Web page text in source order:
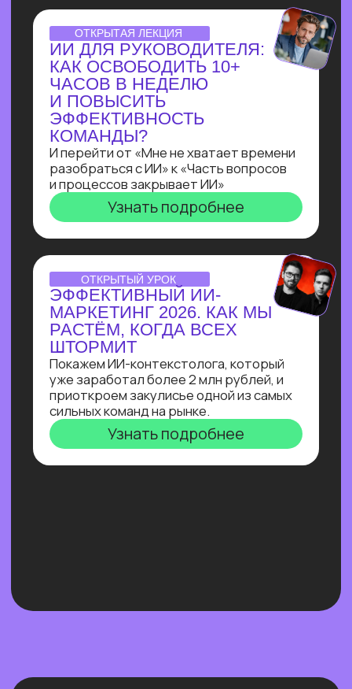
ПРАКТИКУМ
ПО ЧАТ-БОТАМ:КАК
НАЧАТЬ ЗАРАБАТЫВАТЬ
НА БОТАХ В ЭПОХУ
БЛОКИРОВОК
В прямом эфире технический директор
разберет процесс выполнения заказа:
от получения ТЗ
до сборки. И поделится, как новичку
создавать востребованные решения
для бизнеса, за которые готовы
платить от 100 000 рублей!
Узнать подробнее
С НУЛЯ!
Всего за три урока ты выполнишь
реальный заказ с биржи: соберёшь
полноценного бота-нутрициолога
с ИИI-ассистентом
на Salebot и поймешь, можешь ли
ты зарабатывать на разработке чат-
ботов от 100 т.р.
Узнать подробнее
инструментов!